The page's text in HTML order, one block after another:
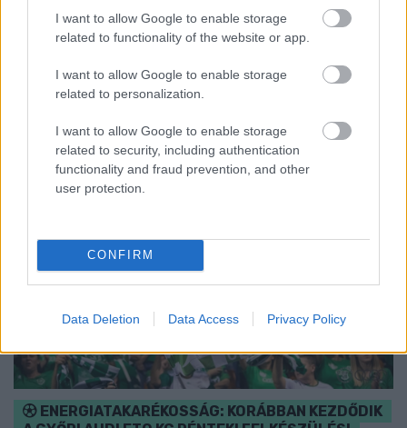
I want to allow Google to enable storage
related to functionality of the website or app.
I want to allow Google to enable storage
related to personalization.
I want to allow Google to enable storage
related to security, including authentication
functionality and fraud prevention, and other
user protection.
CONFIRM
Data Deletion Data Access Privacy Policy
Középpontban a hagyományőrzés, de lesz Pogány Induló és
Majka koncert, jóga szeánsz, “borhajózás” és egy csomó minden
Szólj hozzá!
ENERGIATAKARÉKOSSÁG: KORÁBBAN KEZDŐDIK